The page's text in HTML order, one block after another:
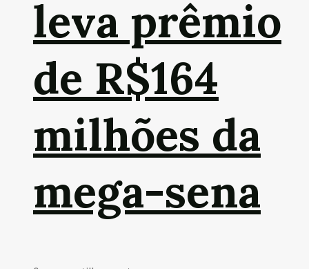
leva prêmio
de R$164
milhões da
mega-sena